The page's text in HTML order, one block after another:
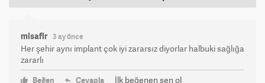
misafir 3 ay önce
Her şehir aynı implant çok iyi zararsız diyorlar halbuki sağlığa
zararlı
Beğen Cevapla İlk beğenen sen ol